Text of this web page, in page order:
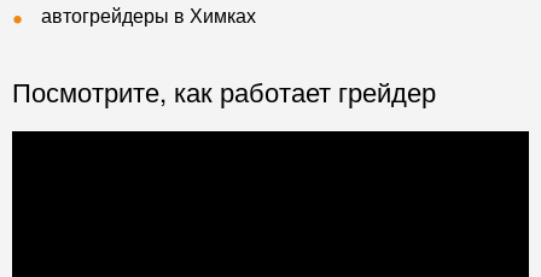
автогрейдеры в Химках
Посмотрите, как работает грейдер